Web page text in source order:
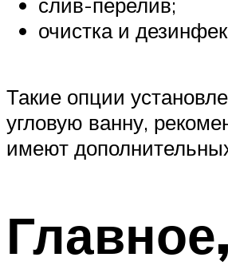
очистка и
Такие опции
угловую ванну,
имеют